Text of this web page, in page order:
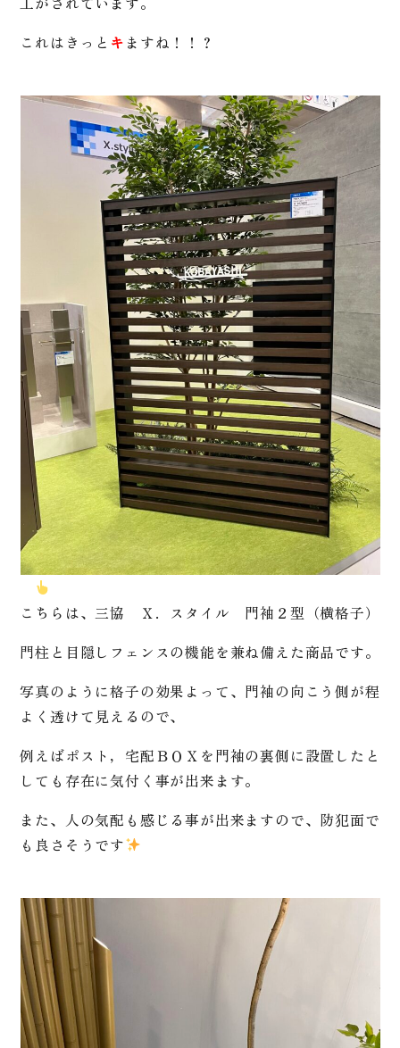
これはきっと キ ますね！！？
こちらは、三協 Ｘ．スタイル 門袖２型（横格子）
門柱と目隠しフェンスの機能を兼ね備えた商品です。
写真のように格子の効果よって、門袖の向こう側が程
よく透けて見えるので、
例えばポスト，宅配ＢＯＸを門袖の裏側に設置したと
しても存在に気付く事が出来ます。
また、人の気配も感じる事が出来ますので、防犯面で
も良さそうです